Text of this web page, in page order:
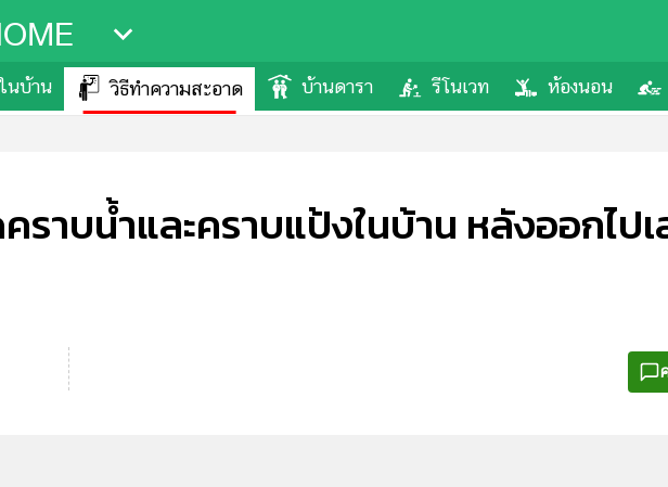
นบ้าน วิธีทำความสะอาด บ้านดารา รีโนเวท ห้องนอน
ราบน้ำและคราบแป้งในบ้าน หลังออกไป